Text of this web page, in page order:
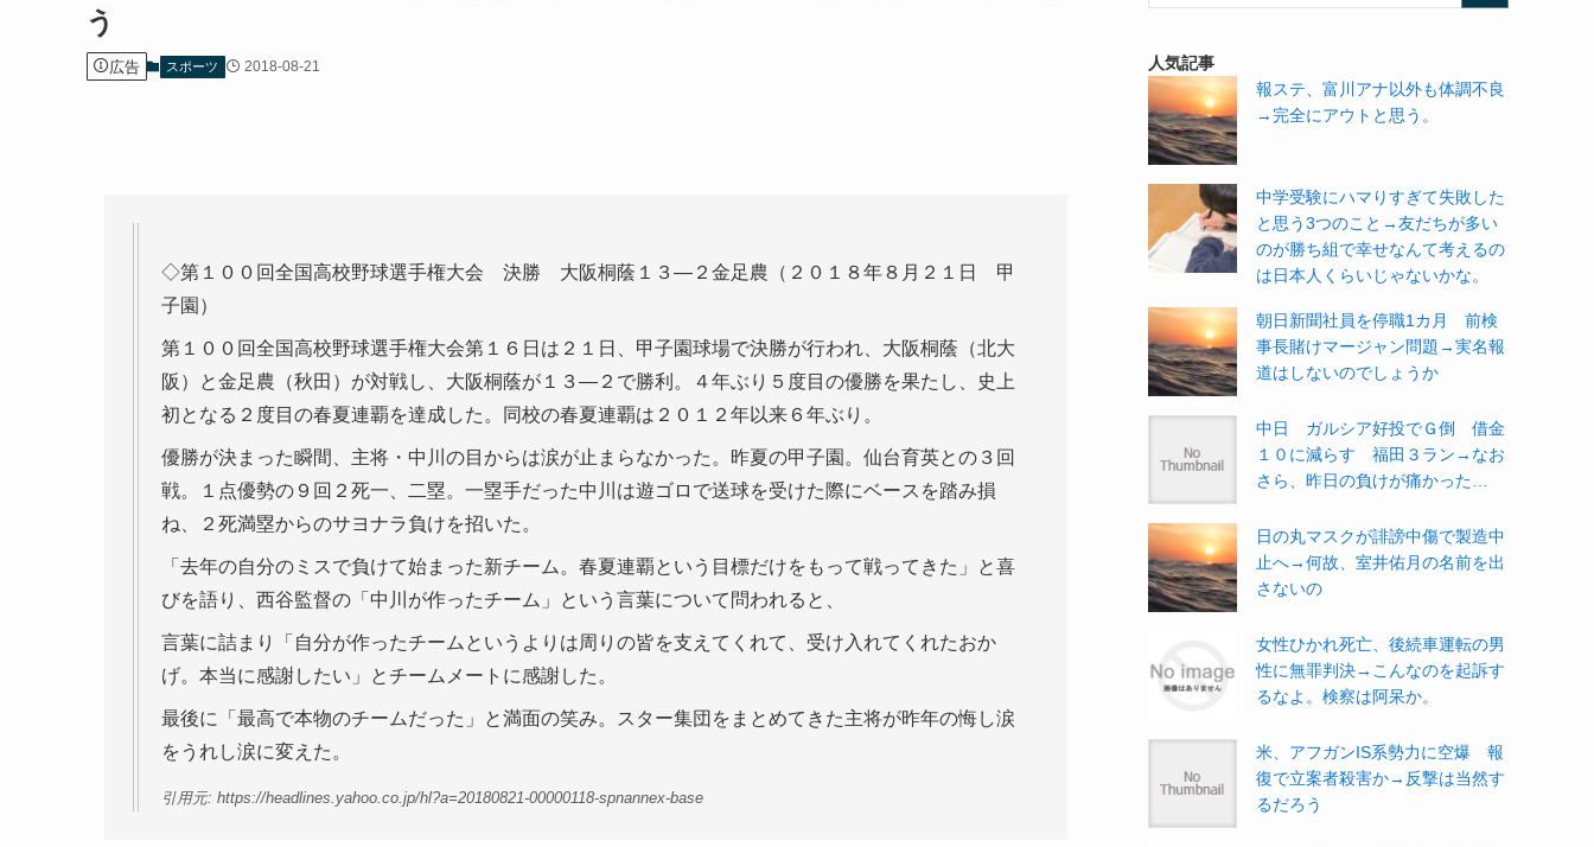
う
広告 スポーツ 2018-08-21
◇第１００回全国高校野球選手権大会 決勝 大阪桐蔭１３―２金足農（２０１８年８月２１日 甲
子園）
第１００回全国高校野球選手権大会第１６日は２１日、甲子園球場で決勝が行われ、大阪桐蔭（北大
阪）と金足農（秋田）が対戦し、大阪桐蔭が１３―２で勝利。４年ぶり５度目の優勝を果たし、史上
初となる２度目の春夏連覇を達成した。同校の春夏連覇は２０１２年以来６年ぶり。
優勝が決まった瞬間、主将・中川の目からは涙が止まらなかった。昨夏の甲子園。仙台育英との３回
戦。１点優勢の９回２死一、二塁。一塁手だった中川は遊ゴロで送球を受けた際にベースを踏み損
ね、２死満塁からのサヨナラ負けを招いた。
「去年の自分のミスで負けて始まった新チーム。春夏連覇という目標だけをもって戦ってきた」と喜
びを語り、西谷監督の「中川が作ったチーム」という言葉について問われると、
言葉に詰まり「自分が作ったチームというよりは周りの皆を支えてくれて、受け入れてくれたおか
げ。本当に感謝したい」とチームメートに感謝した。
最後に「最高で本物のチームだった」と満面の笑み。スター集団をまとめてきた主将が昨年の悔し涙
をうれし涙に変えた。
引用元: https://headlines.yahoo.co.jp/hl?a=20180821-00000118-spnannex-base
人気記事
報ステ、富川アナ以外も体調不良
→完全にアウトと思う。
中学受験にハマりすぎて失敗した
と思う3つのこと→友だちが多い
のが勝ち組で幸せなんて考えるの
は日本人くらいじゃないかな。
朝日新聞社員を停職1カ月 前検
事長賭けマージャン問題→実名報
道はしないのでしょうか
中日 ガルシア好投でＧ倒 借金
１０に減らす 福田３ラン→なお
さら、昨日の負けが痛かった…
日の丸マスクが誹謗中傷で製造中
止へ→何故、室井佑月の名前を出
さないの
女性ひかれ死亡、後続車運転の男
性に無罪判決→こんなのを起訴す
るなよ。検察は阿呆か。
米、アフガンIS系勢力に空爆 報
復で立案者殺害か→反撃は当然す
るだろう